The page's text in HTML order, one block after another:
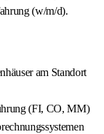
(w/m/d).
am Standort
(FI, CO, MM)